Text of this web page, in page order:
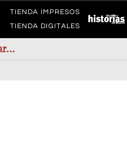
TIENDA IMPRESOS
TIENDA DIGITALES